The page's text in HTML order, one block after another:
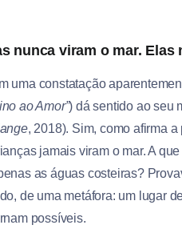
nunca viram o mar. Elas
uma constatação
ao Amor”) dá sentido ao seu
, 2018). Sim, como afirma
jamais viram o mar. A
as águas costeiras?
de uma metáfora: um lugar
possíveis.